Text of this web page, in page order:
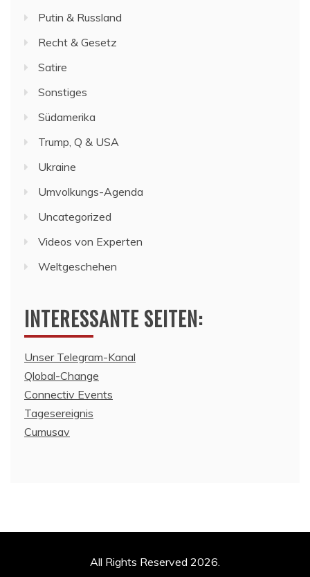
Putin & Russland
Recht & Gesetz
Satire
Sonstiges
Südamerika
Trump, Q & USA
Ukraine
Umvolkungs-Agenda
Uncategorized
Videos von Experten
Weltgeschehen
INTERESSANTE SEITEN:
Unser Telegram-Kanal
Qlobal-Change
Connectiv Events
Tagesereignis
Cumusav
All Rights Reserved 2026.